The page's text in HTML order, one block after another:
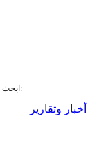
ابحث ابحث عن:
أخبار وتقارير